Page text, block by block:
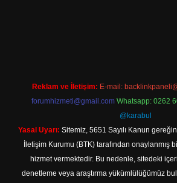
Reklam ve İletişim: E-mail:
forumhizmeti@gmail.com Whatsapp: 0262
@karabul
Yasal Uyarı: Sitemiz, 5651 Sayılı Kanun
İletişim Kurumu (BTK) tarafından onaylanmış
hizmet vermektedir. Bu nedenle, sitedeki
denetleme veya araştırma yükümlülüğümüz